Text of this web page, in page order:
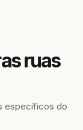
ruas
específicos do